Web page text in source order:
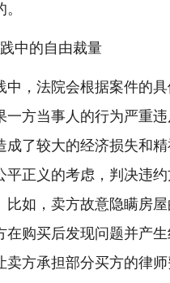
中的自由裁量
中，法院会根据案件的
一方当事人的行为严重
成了较大的经济损失和
平正义的考虑，判决违
比如，卖方故意隐瞒房
在购买后发现问题并产
方承担部分买方的律师